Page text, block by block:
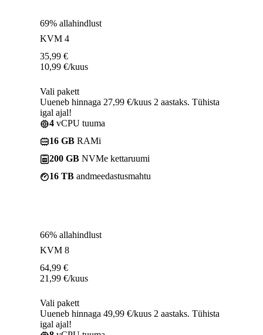
69% allahindlust
KVM 4
35,99 €
10,99 €/kuus
Vali pakett
Uueneb hinnaga 27,99 €/kuus 2 aastaks. Tühista
igal ajal!
4 vCPU tuuma
16 GB RAMi
200 GB NVMe kettaruumi
16 TB andmeedastusmahtu
66% allahindlust
KVM 8
64,99 €
21,99 €/kuus
Vali pakett
Uueneb hinnaga 49,99 €/kuus 2 aastaks. Tühista
igal ajal!